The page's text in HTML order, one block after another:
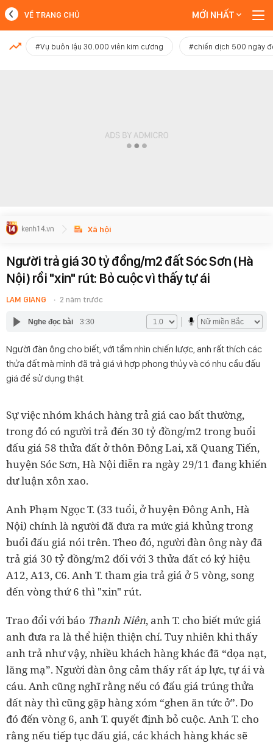
MỚI NHẤT
VỀ TRANG CHỦ MỚI NHẤT
#Vụ buôn lậu 30.000 viên kim cương #chiến dịch 500 ngày
Xã hội
Người trả giá 30 tỷ đồng/m2 đất Sóc Sơn (Hà
Nội) rồi "xin" rút: Bỏ cuộc vì thấy tự ái
LAM GIANG 2 năm trước
Nghe đọc bài 3:30
Người đàn ông cho biết, với tầm nhìn chiến lược, anh rất thích các
thửa đất mà mình đã trả giá vì hợp phong thủy và có nhu cầu đấu
giá để sử dụng thật.
Sự việc nhóm khách hàng trả giá cao bất thường,
trong đó có người trả đến 30 tỷ đồng/m2 trong buổi
đấu giá 58 thửa đất ở thôn Đông Lai, xã Quang Tiến,
huyện Sóc Sơn, Hà Nội diễn ra ngày 29/11 đang khiến
dư luận xôn xao.
Anh Phạm Ngọc T. (33 tuổi, ở huyện Đông Anh, Hà
Nội) chính là người đã đưa ra mức giá khủng trong
buổi đấu giá nói trên. Theo đó, người đàn ông này đã
trả giá 30 tỷ đồng/m2 đối với 3 thửa đất có ký hiệu
A12, A13, C6. Anh T. tham gia trả giá ở 5 vòng, song
đến vòng thứ 6 thì "xin" rút.
Trao đổi với báo Thanh Niên, anh T. cho biết mức giá
anh đưa ra là thể hiện thiện chí. Tuy nhiên khi thấy
anh trả như vậy, nhiều khách hàng khác đã “dọa nạt,
lăng mạ”. Người đàn ông cảm thấy rất áp lực, tự ái và
cáu. Anh cũng nghĩ rằng nếu có đấu giá trúng thửa
đất này thì cũng gặp hàng xóm “ghen ăn tức ở”. Do
đó đến vòng 6, anh T. quyết định bỏ cuộc. Anh T. cho
rằng nếu tiếp tục đấu giá, các khách hàng khác sẽ